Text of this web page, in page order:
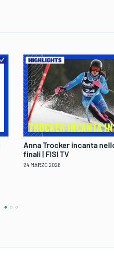
Anna Trocker incanta
finali | FISI TV
24 MARZO 2026